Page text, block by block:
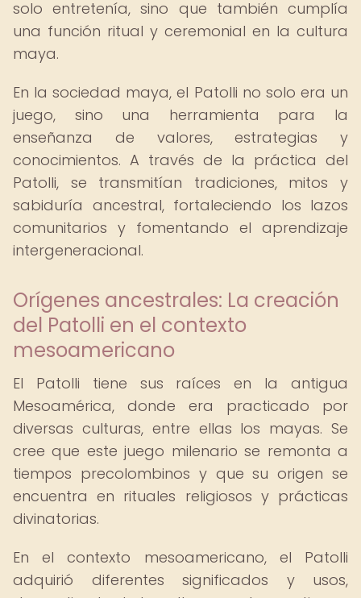
solo entretenía, sino que también cumplía
una función ritual y ceremonial en la cultura
maya.
En la sociedad maya, el Patolli no solo era un
juego, sino una herramienta para la
enseñanza de valores, estrategias y
conocimientos. A través de la práctica del
Patolli, se transmitían tradiciones, mitos y
sabiduría ancestral, fortaleciendo los lazos
comunitarios y fomentando el aprendizaje
intergeneracional.
Orígenes ancestrales: La creación
del Patolli en el contexto
mesoamericano
El Patolli tiene sus raíces en la antigua
Mesoamérica, donde era practicado por
diversas culturas, entre ellas los mayas. Se
cree que este juego milenario se remonta a
tiempos precolombinos y que su origen se
encuentra en rituales religiosos y prácticas
divinatorias.
En el contexto mesoamericano, el Patolli
adquirió diferentes significados y usos,